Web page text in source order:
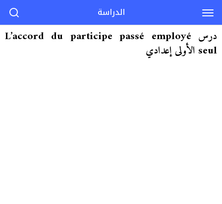
درس L’accord du participe passé employé
seul الأولى إعدادي
الدراسة